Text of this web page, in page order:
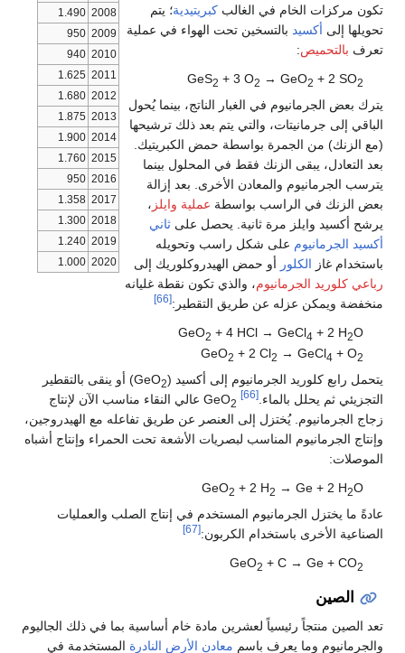
2008
1.490
2009
950
2010
940
2011
1.625
2012
1.680
2013
1.875
2014
1.900
2015
1.760
2016
950
2017
1.358
2018
1.300
2019
1.240
2020
1.000
تكون مركزات الخام في الغالب كبريتيدية؛ يتم
تحويلها إلى أكسيد بالتسخين تحت الهواء في عملية
تعرف بالتحميص:
GeS2 + 3 O2 → GeO2 + 2 SO2
يترك بعض الجرمانيوم في الغبار الناتج، بينما يُحول
الباقي إلى جرمانيتات، والتي يتم بعد ذلك ترشيحها
(مع الزنك) من الجمرة بواسطة حمض الكبريتيك.
بعد التعادل، يبقى الزنك فقط في المحلول بينما
يترسب الجرمانيوم والمعادن الأخرى. بعد إزالة
بعض الزنك في الراسب بواسطة عملية وايلز ،
يرشح أكسيد وايلز مرة ثانية. يحصل على ثاني
أكسيد الجرمانيوم على شكل راسب وتحويله
باستخدام غاز الكلور أو حمض الهيدروكلوريك إلى
رباعي كلوريد الجرمانيوم، والذي تكون نقطة غليانه
منخفضة ويمكن عزله عن طريق التقطير:[66]
GeO2 + 4 HCl → GeCl4 + 2 H2O
GeO2 + 2 Cl2 → GeCl4 + O2
يتحمل رابع كلوريد الجرمانيوم إلى أكسيد (GeO2
) أو ينقى بالتقطير
التجزيئي ثم يحلل بالماء.[66]
2
عالي النقاء مناسب الآن لإنتاج
زجاج الجرمانيوم. يُختزل إلى العنصر عن طريق تفاعله مع الهيدروجين،
وإنتاج الجرمانيوم المناسب لبصريات الأشعة تحت الحمراء وإنتاج أشباه
الموصلات:
GeO2 + 2 H2 → Ge + 2 H2O
عادةً ما يختزل الجرمانيوم المستخدم في إنتاج الصلب والعمليات
الصناعية الأخرى باستخدام الكربون:[67]
GeO2 + C → Ge + CO2
الصين
تعد الصين منتجاً رئيسياً لعشرين مادة خام أساسية بما في ذلك الجاليوم
والجرمانيوم وما يعرف باسم معادن الأرض النادرة المستخدمة في